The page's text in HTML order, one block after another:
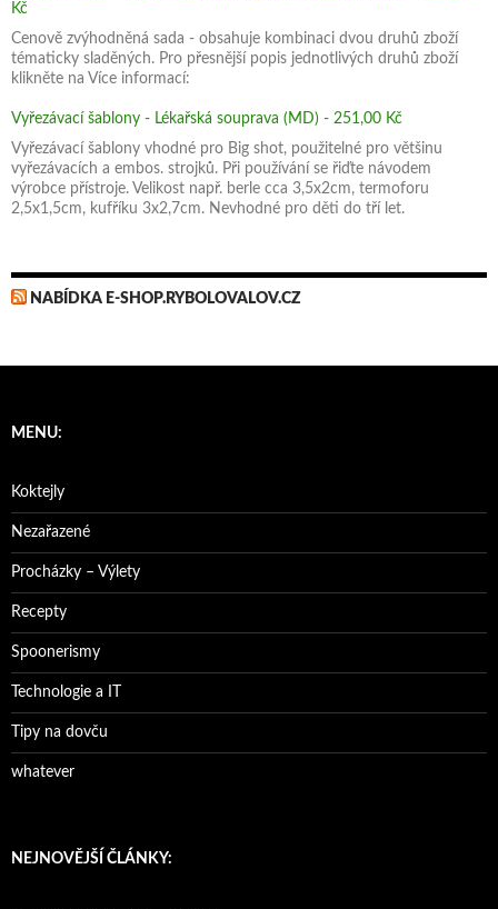
Kč
Cenově zvýhodněná sada - obsahuje kombinaci dvou druhů zboží
tématicky sladěných. Pro přesnější popis jednotlivých druhů zboží
klikněte na Více informací:
Vyřezávací šablony - Lékařská souprava (MD) - 251,00 Kč
Vyřezávací šablony vhodné pro Big shot, použitelné pro většinu
vyřezávacích a embos. strojků. Při používání se řiďte návodem
výrobce přístroje. Velikost např. berle cca 3,5x2cm, termoforu
2,5x1,5cm, kufříku 3x2,7cm. Nevhodné pro děti do tří let.
NABÍDKA E-SHOP.RYBOLOVALOV.CZ
MENU:
Koktejly
Nezařazené
Procházky – Výlety
Recepty
Spoonerismy
Technologie a IT
Tipy na dovču
whatever
NEJNOVĚJŠÍ ČLÁNKY: